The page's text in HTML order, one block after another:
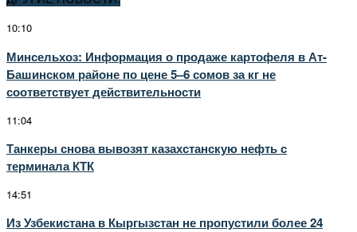
10:10
Минсельхоз: Информация о продаже картофеля в Ат-
Башинском районе по цене 5–6 сомов за кг не
соответствует действительности
11:04
Танкеры снова вывозят казахстанскую нефть с
терминала КТК
14:51
Из Узбекистана в Кыргызстан не пропустили более 24